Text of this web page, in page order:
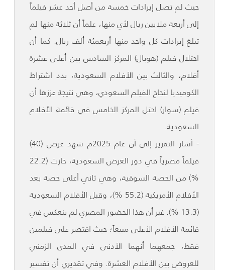
حيث لم تصل إيرادات خمسة من أصل أحد عشر فيلماً
إلى أربعة ملايين ريال لأي منها، علماً أن ثلاثة منها لم
تبلغ إيرادات كل واحد منها أربعمئة ألف ريال. كما أن
احتلال فيلم (هوبال) المركز السادس بين أعلى عشرة
أفلام، والثالث بين الأفلام السعودية، بدد اشتراط
الكوميديا لنجاح الفيلم السعودي، وهي نتيجة عززها أن
فيلم (سوار) احتل المركز الخامس في قائمة الأفلام
السعودية.
- أشار التقرير إلى أن عام 2025م شهد عرض (40)
فيلماً مصرياً في دور العرض السعودية، حازت (22.2
%) من الحصة السوقية، وهي ثاني أعلى حصة بعد
الأفلام الأمريكية (55.2 %)، وقبل الأفلام السعودية
(13.3 %). غير أن هذا الحضور المصري لم ينعكس في
قائمة الأفلام الأعلى مبيعاً؛ حيث اقتصر على فيلمين
فقط، جمعهما أنهما الأدنى في المدى الزمني
للعروض بين الأفلام العشرة. وفي تقديري أن تفسير